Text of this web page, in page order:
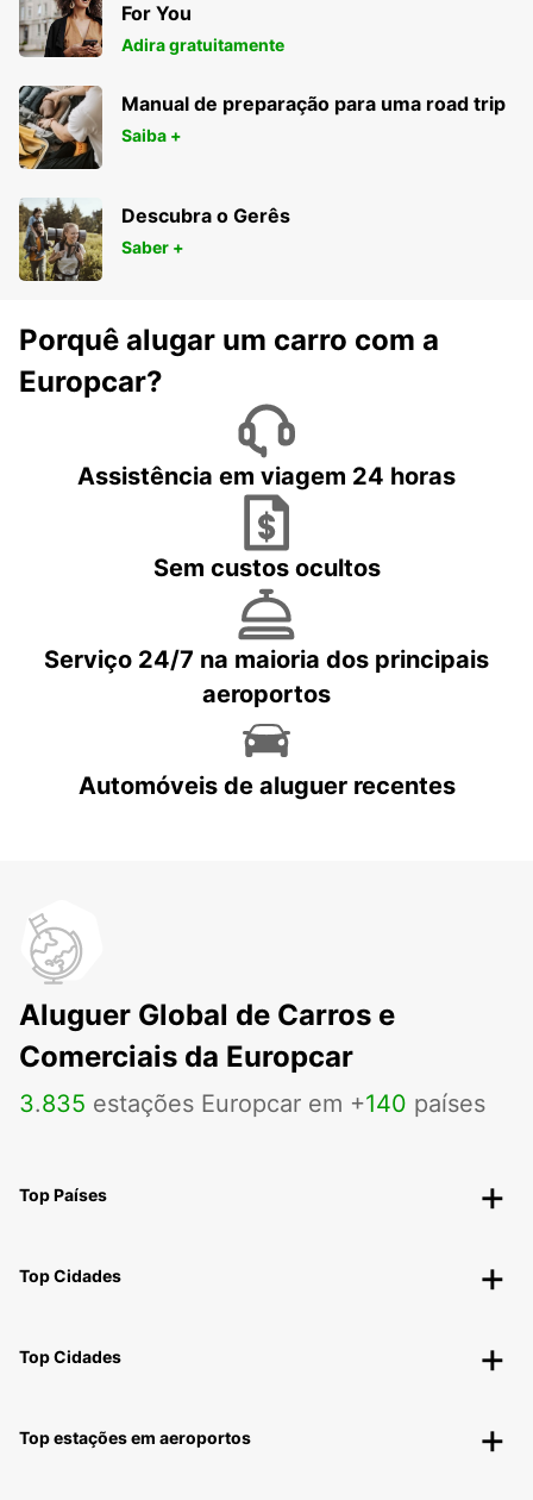
For You
Adira gratuitamente
Manual de preparação para uma road trip
Saiba +
Descubra o Gerês
Saber +
Porquê alugar um carro com a
Europcar?
Assistência em viagem 24 horas
Sem custos ocultos
Serviço 24/7 na maioria dos principais
aeroportos
Automóveis de aluguer recentes
Aluguer Global de Carros e
Comerciais da Europcar
3.835 estações Europcar em +140 países
Top Países
Top Cidades
Top Cidades
Top estações em aeroportos